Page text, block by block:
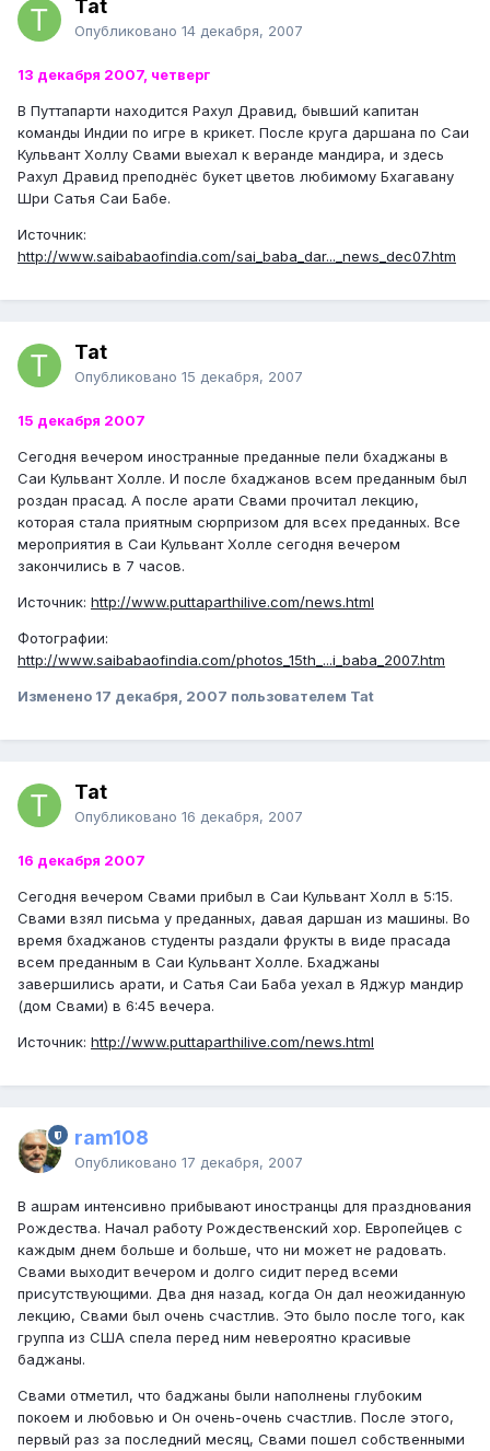
Tat
Опубликовано 14 декабря, 2007
13 декабря 2007, четверг
В Путтапарти находится Рахул Дравид, бывший капитан
команды Индии по игре в крикет. После круга даршана по Саи
Кульвант Холлу Свами выехал к веранде мандира, и здесь
Рахул Дравид преподнёс букет цветов любимому Бхагавану
Шри Сатья Саи Бабе.
Источник:
http://www.saibabaofindia.com/sai_baba_dar..._news_dec07.htm
Tat
Опубликовано 15 декабря, 2007
15 декабря 2007
Сегодня вечером иностранные преданные пели бхаджаны в
Саи Кульвант Холле. И после бхаджанов всем преданным был
роздан прасад. А после арати Свами прочитал лекцию,
которая стала приятным сюрпризом для всех преданных. Все
мероприятия в Саи Кульвант Холле сегодня вечером
закончились в 7 часов.
Источник: http://www.puttaparthilive.com/news.html
Фотографии:
http://www.saibabaofindia.com/photos_15th_...i_baba_2007.htm
Изменено 17 декабря, 2007 пользователем Tat
Tat
Опубликовано 16 декабря, 2007
16 декабря 2007
Сегодня вечером Свами прибыл в Саи Кульвант Холл в 5:15.
Свами взял письма у преданных, давая даршан из машины. Во
время бхаджанов студенты раздали фрукты в виде прасада
всем преданным в Саи Кульвант Холле. Бхаджаны
завершились арати, и Сатья Саи Баба уехал в Яджур мандир
(дом Свами) в 6:45 вечера.
Источник: http://www.puttaparthilive.com/news.html
ram108
Опубликовано 17 декабря, 2007
В ашрам интенсивно прибывают иностранцы для празднования
Рождества. Начал работу Рождественский хор. Европейцев с
каждым днем больше и больше, что ни может не радовать.
Свами выходит вечером и долго сидит перед всеми
присутствующими. Два дня назад, когда Он дал неожиданную
лекцию, Свами был очень счастлив. Это было после того, как
группа из США спела перед ним невероятно красивые
баджаны.
Свами отметил, что баджаны были наполнены глубоким
покоем и любовью и Он очень-очень счастлив. После этого,
первый раз за последний месяц, Свами пошел собственными